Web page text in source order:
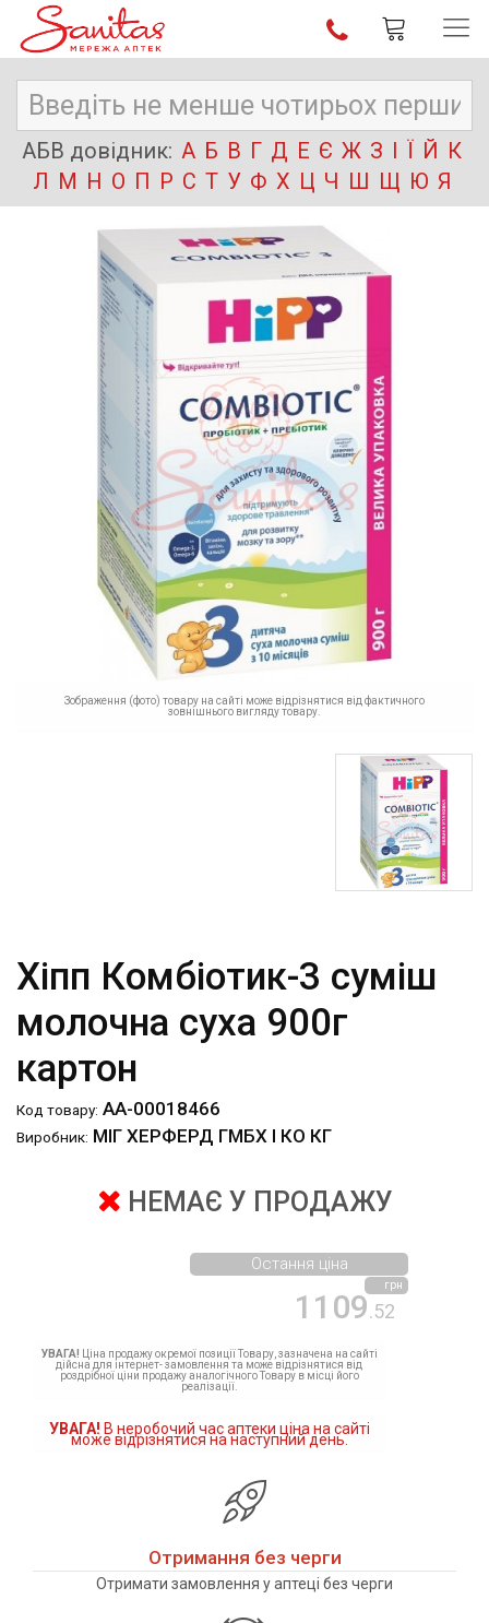
АБВ довідник: А Б В Г Д Е Є Ж З І Ї Й К
Л М Н О П Р С Т У Ф Х Ц Ч Ш Щ Ю Я
Зображення (фото) товару на сайті може відрізнятися від фактичного
зовнішнього вигляду товару.
Хіпп Комбіотик-3 суміш
молочна суха 900г
картон
Код товару: АА-00018466
Виробник: МІГ ХЕРФЕРД ГМБХ І КО КГ
НЕМАЄ У ПРОДАЖУ
1109.52
грн
Остання ціна
УВАГА! Ціна продажу окремої позиції Товару, зазначена на сайті
дійсна для інтернет- замовлення та може відрізнятися від
роздрібної ціни продажу аналогічного Товару в місці його
реалізації.
УВАГА! В неробочий час аптеки ціна на сайті
може відрізнятися на наступний день.
Отримання без черги
Отримати замовлення у аптеці без черги